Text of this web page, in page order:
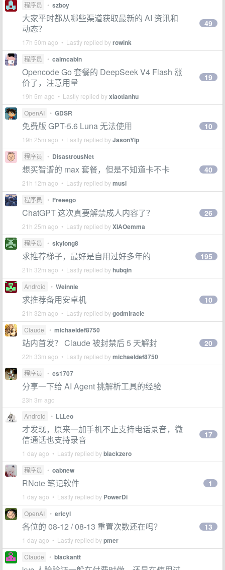
程序员 • szboy
大家平时都从哪些渠道获取最新的 AI 资讯和
动态？
17h 50m ago • Lastly replied byrowink
49
程序员 • calmcabin
Opencode Go 套餐的 DeepSeek V4 Flash 涨
价了，注意用量
19h 5m ago • Lastly replied byxiaotianhu
19
OpenAI • GDSR
免费版 GPT-5.6 Luna 无法使用
19h 25m ago • Lastly replied byJasonYip
10
程序员 • DisastrousNet
想买智谱的 max 套餐，但是不知道卡不卡
21h 12m ago • Lastly replied bymusi
40
程序员 • Freeego
ChatGPT 这次真要解禁成人内容了？
21h 25m ago • Lastly replied byXIAOemma
26
程序员 • skylong8
求推荐梯子，最好是自用过好多年的
21h 32m ago • Lastly replied byhubqin
195
Android • Weinnie
求推荐备用安卓机
21h 32m ago • Lastly replied bygodmiracle
10
Claude • michaeldef8750
站内首发？ Claude 被封禁后 5 天解封
22h 33m ago • Lastly replied bymichaeldef8750
20
程序员 • cs1707
分享一下给 AI Agent 挑解析工具的经验
23h 3m ago
Android
• LLLeo
才发现，原来一加手机不止支持电话录音，微
信通话也支持录音
1 day ago • Lastly replied byblackzero
17
程序员 • oabnew
RNote 笔记软件
1 day ago • Lastly replied by PowerDi
1
OpenAI • ericyl
各位的 08-12 / 08-13 重置次数还在吗？
1 day ago • Lastly replied bypmer
13
Claude • blackantt